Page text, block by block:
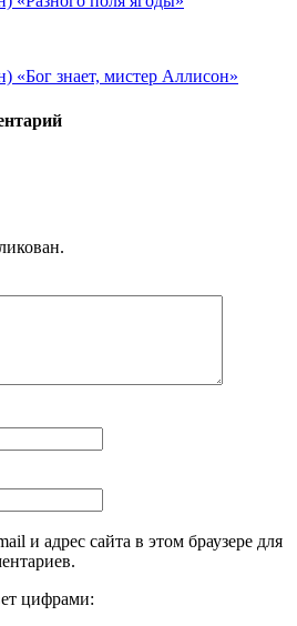
«Бог знает, мистер Аллисон»
и адрес сайта в этом браузере для
цифрами: